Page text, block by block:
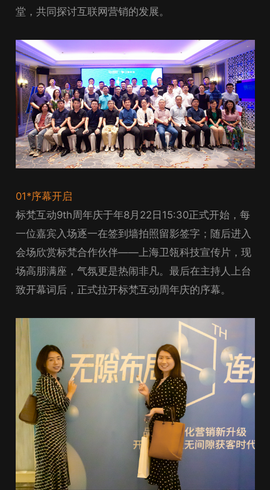
堂，共同探讨互联网营销的发展。
01*序幕开启
标梵互动9th周年庆于年8月22日15:30正式开始，每
一位嘉宾入场逐一在签到墙拍照留影签字；随后进入
会场欣赏标梵合作伙伴——上海卫瓴科技宣传片，现
场高朋满座，气氛更是热闹非凡。最后在主持人上台
致开幕词后，正式拉开标梵互动周年庆的序幕。